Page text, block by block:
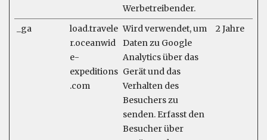
Werbetreibender.
_ga
load.travele
r.oceanwid
e-
expeditions
.com
Wird verwendet, um
Daten zu Google
Analytics über das
Gerät und das
Verhalten des
Besuchers zu
senden. Erfasst den
Besucher über
2 Jahre